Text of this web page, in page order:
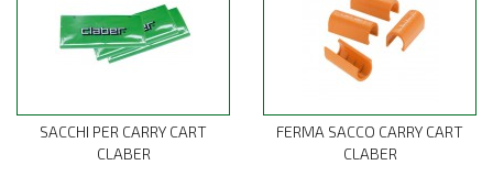
SACCHI PER CARRY CART
CLABER
FERMA SACCO CARRY CART
CLABER